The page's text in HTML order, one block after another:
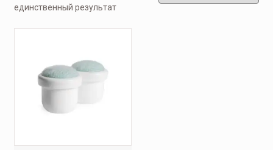
единственный результат